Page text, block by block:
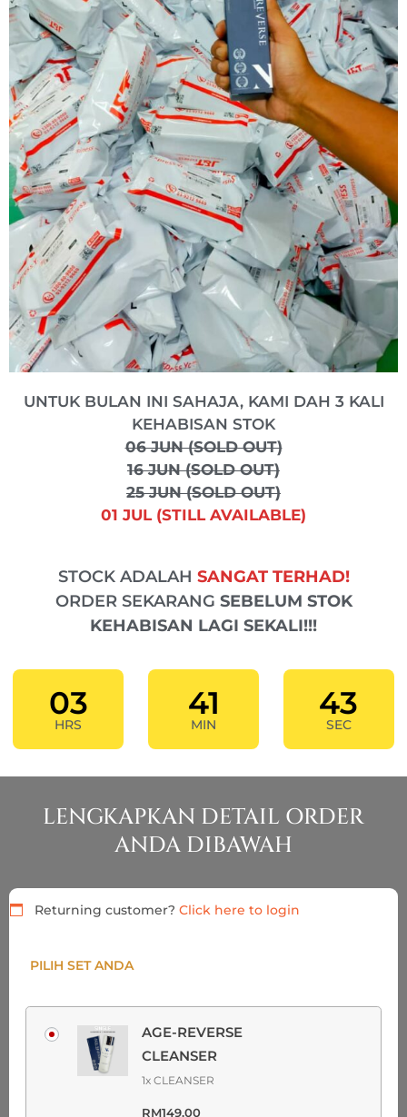
UNTUK BULAN INI SAHAJA, KAMI DAH 3 KALI
KEHABISAN STOK
06 JUN (SOLD OUT)
16 JUN (SOLD OUT)
25 JUN (SOLD OUT)
01 JUL (STILL AVAILABLE)
STOCK ADALAH SANGAT TERHAD!
ORDER SEKARANG SEBELUM STOK
KEHABISAN LAGI SEKALI!!!
03
HRS
41
MIN
42
SEC
LENGKAPKAN DETAIL ORDER
ANDA DIBAWAH
Returning customer? Click here to login
PILIH SET ANDA
AGE-REVERSE
CLEANSER
1x CLEANSER
RM149.00